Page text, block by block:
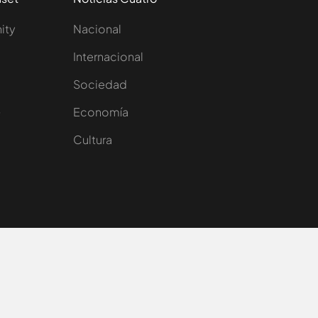
Nacional
Internacional
Sociedad
Economía
Cultura